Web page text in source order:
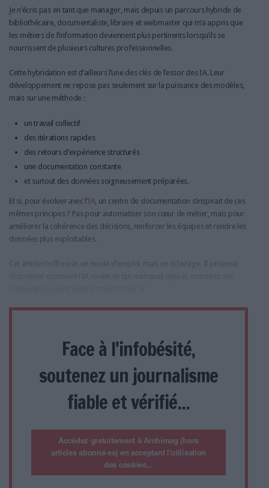
Je n’écris pas en tant que manager, mais depuis un parcours hybride de
bibliothécaire, documentaliste, libraire et webmaster qui m’a appris que
les métiers de l’information deviennent plus pertinents lorsqu’ils se
nourrissent de plusieurs cultures professionnelles.
Cette hybridation est d’ailleurs l’une des clés de l’essor des IA. Leur
développement ne repose pas seulement sur la puissance des modèles,
mais sur une méthode :
un travail collectif
des itérations rapides
des retours d’expérience structurés
une documentation constante
et surtout des données soigneusement préparées.
Et si, pour évoluer avec l’IA, un centre de documentation s’inspirait de ces
mêmes principes ? Pas pour automatiser son cœur de métier, mais pour
améliorer la cohérence des décisions, renforcer les équipes et rendre les
données plus exploitables.
Cet article n’offre pas un mode d’emploi, mais un éclairage. Il propose
Face à l'infobésité,
soutenez un journalisme
fiable et vérifié...
Accédez gratuitement à Archimag (hors
articles abonné·es) en acceptant l'utilisation
des cookies...